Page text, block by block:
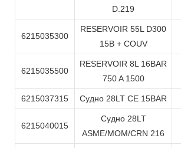
D.219
6215035300
RESERVOIR 55L D300
15B + COUV
6215035500
RESERVOIR 8L 16BAR
750 A 1500
6215037315 Судно 28LT CE 15BAR
6215040015
Судно 28LT
ASME/MOM/CRN 216